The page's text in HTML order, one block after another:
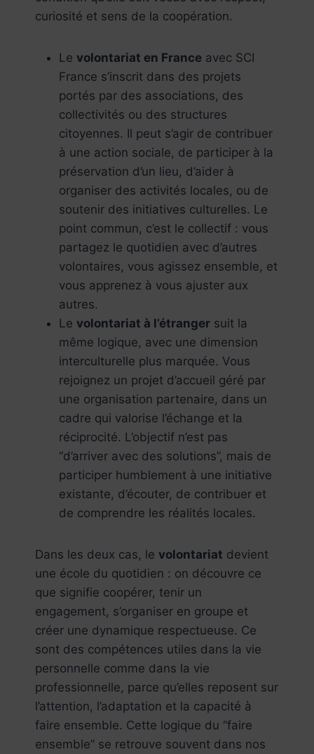
curiosité et sens de la coopération.
Le volontariat en France avec SCI
France s’inscrit dans des projets
portés par des associations, des
collectivités ou des structures
citoyennes. Il peut s’agir de contribuer
à une action sociale, de participer à la
préservation d’un lieu, d’aider à
organiser des activités locales, ou de
soutenir des initiatives culturelles. Le
point commun, c’est le collectif : vous
partagez le quotidien avec d’autres
volontaires, vous agissez ensemble, et
vous apprenez à vous ajuster aux
autres.
Le volontariat à l’étranger suit la
même logique, avec une dimension
interculturelle plus marquée. Vous
rejoignez un projet d’accueil géré par
une organisation partenaire, dans un
cadre qui valorise l’échange et la
réciprocité. L’objectif n’est pas
“d’arriver avec des solutions”, mais de
participer humblement à une initiative
existante, d’écouter, de contribuer et
de comprendre les réalités locales.
Dans les deux cas, le volontariat devient
une école du quotidien : on découvre ce
que signifie coopérer, tenir un
engagement, s’organiser en groupe et
créer une dynamique respectueuse. Ce
sont des compétences utiles dans la vie
personnelle comme dans la vie
professionnelle, parce qu’elles reposent sur
l’attention, l’adaptation et la capacité à
faire ensemble. Cette logique du “faire
ensemble” se retrouve souvent dans nos